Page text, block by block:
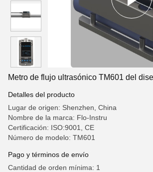
Metro de flujo ultrasónico TM601 del
Detalles del producto
Lugar de origen: Shenzhen, China
Nombre de la marca: Flo-Instru
Certificación: ISO:9001, CE
Número de modelo: TM601
Pago y términos de envío
Cantidad de orden mínima: 1